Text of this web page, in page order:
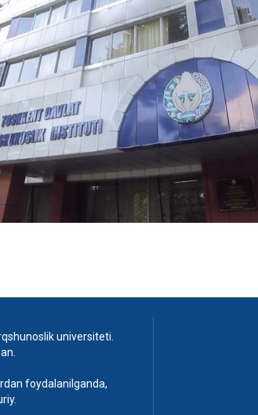
universiteti.
foydalanilganda,